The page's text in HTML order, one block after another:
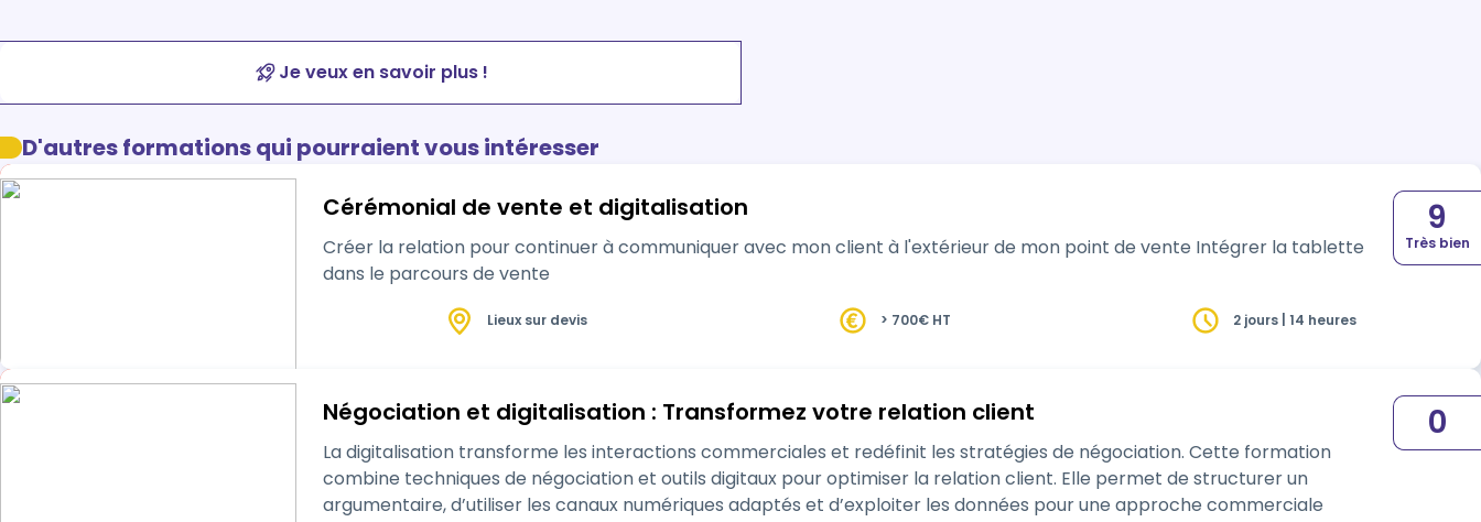
Je veux en savoir plus !
D'autres formations qui pourraient vous intéresser
Cérémonial de vente et digitalisation
Créer la relation pour continuer à communiquer avec mon client à l'extérieur de mon point de vente Intégrer la tablette
dans le parcours de vente
9
Très bien
Lieux sur devis > 700€ HT 2 jours | 14 heures
Négociation et digitalisation : Transformez votre relation client
La digitalisation transforme les interactions commerciales et redéfinit les stratégies de négociation. Cette formation
combine techniques de négociation et outils digitaux pour optimiser la relation client. Elle permet de structurer un
argumentaire, d’utiliser les canaux numériques adaptés et d’exploiter les données pour une approche commerciale
0